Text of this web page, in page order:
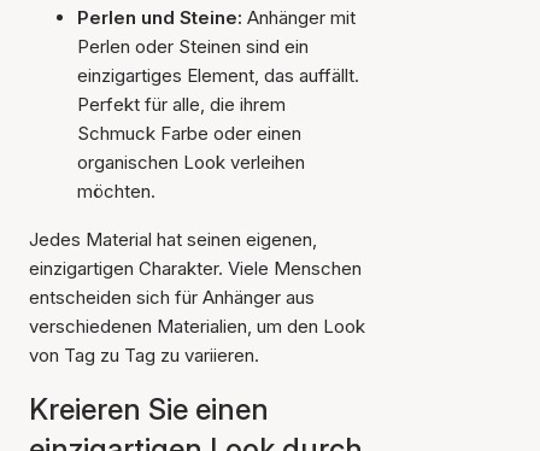
Perlen und Steine: Anhänger mit
Perlen oder Steinen sind ein
einzigartiges Element, das auffällt.
Perfekt für alle, die ihrem
Schmuck Farbe oder einen
organischen Look verleihen
möchten.
Jedes Material hat seinen eigenen,
einzigartigen Charakter. Viele Menschen
entscheiden sich für Anhänger aus
verschiedenen Materialien, um den Look
von Tag zu Tag zu variieren.
Kreieren Sie einen